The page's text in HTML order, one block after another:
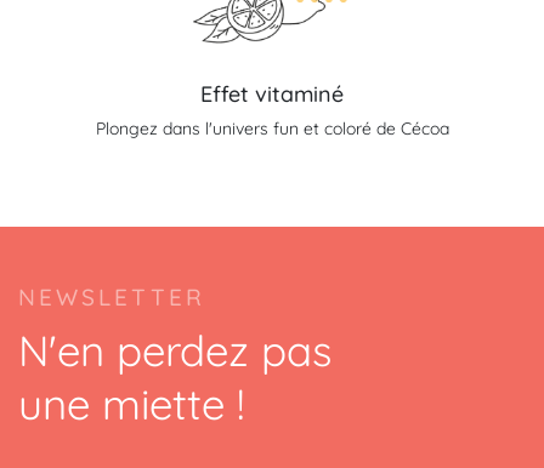
Effet vitaminé
Plongez dans l'univers fun et coloré de Cécoa
NEWSLETTER
N'en perdez pas
une miette !